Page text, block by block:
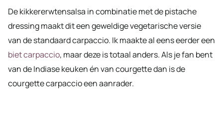
De kikkererwtensalsa in combinatie met de pistache
dressing maakt dit een geweldige vegetarische versie
van de standaard carpaccio. Ik maakte al eens eerder een
biet carpaccio, maar deze is totaal anders. Als je fan bent
van de Indiase keuken én van courgette dan is de
courgette carpaccio een aanrader.